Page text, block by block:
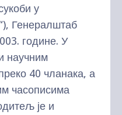
у
Генералштаб
године. У
научним
40 чланака, а
часописима
је и